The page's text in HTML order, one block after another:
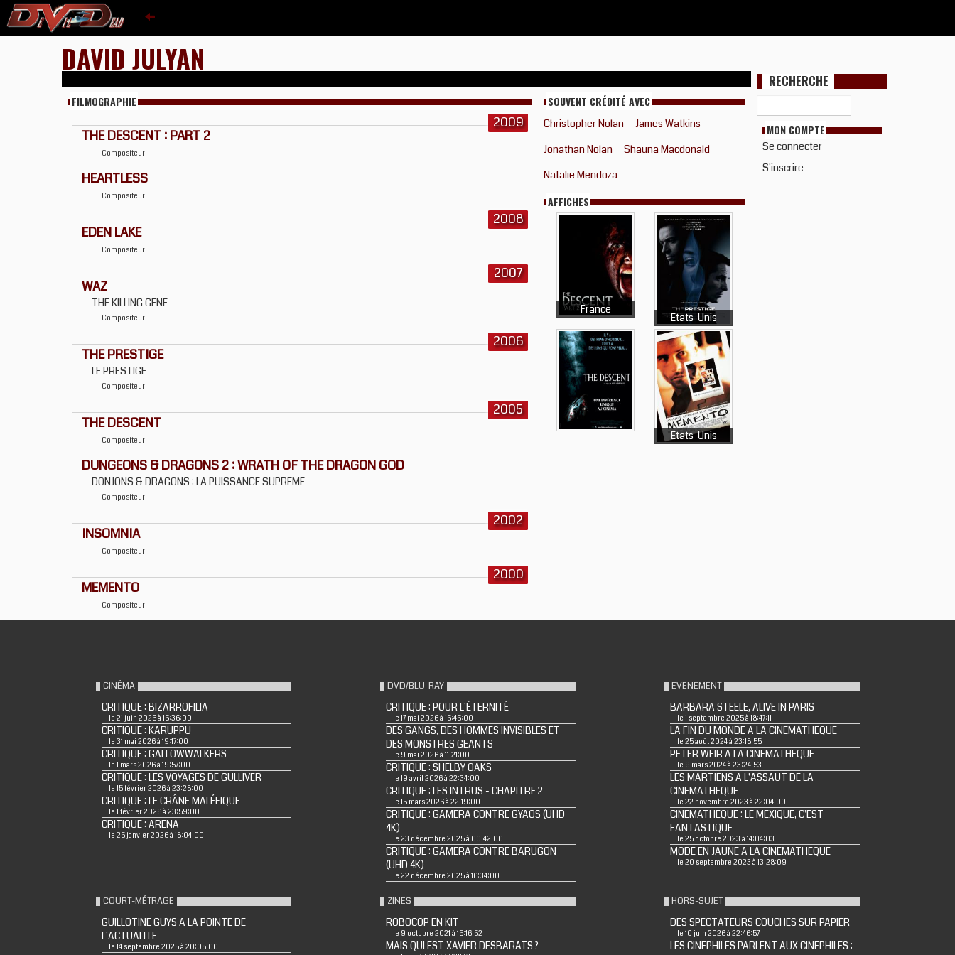
DAVID JULYAN
FILMOGRAPHIE
2009
THE DESCENT : PART 2
Compositeur
HEARTLESS
Compositeur
2008
EDEN LAKE
Compositeur
2007
WAZ
THE KILLING GENE
Compositeur
2006
THE PRESTIGE
LE PRESTIGE
Compositeur
2005
THE DESCENT
Compositeur
DUNGEONS & DRAGONS 2 : WRATH OF THE DRAGON GOD
DONJONS & DRAGONS : LA PUISSANCE SUPREME
Compositeur
2002
INSOMNIA
Compositeur
2000
MEMENTO
Compositeur
SOUVENT CRÉDITÉ AVEC
Christopher Nolan
James Watkins
Jonathan Nolan
Shauna Macdonald
Natalie Mendoza
AFFICHES
France
Etats-Unis
Etats-Unis
RECHERCHE
MON COMPTE
Se connecter
S'inscrire
CINÉMA
CRITIQUE : BIZARROFILIA
le 21 juin 2026 à 15:36:00
CRITIQUE : KARUPPU
le 31 mai 2026 à 19:17:00
CRITIQUE : GALLOWWALKERS
le 1 mars 2026 à 19:57:00
CRITIQUE : LES VOYAGES DE GULLIVER
le 15 février 2026 à 23:28:00
CRITIQUE : LE CRÂNE MALÉFIQUE
le 1 février 2026 à 23:59:00
CRITIQUE : ARENA
le 25 janvier 2026 à 18:04:00
DVD/BLU-RAY
CRITIQUE : POUR L'ÉTERNITÉ
le 17 mai 2026 à 16:45:00
DES GANGS, DES HOMMES INVISIBLES ET
DES MONSTRES GEANTS
le 9 mai 2026 à 11:21:00
CRITIQUE : SHELBY OAKS
le 19 avril 2026 à 22:34:00
CRITIQUE : LES INTRUS - CHAPITRE 2
le 15 mars 2026 à 22:19:00
CRITIQUE : GAMERA CONTRE GYAOS (UHD
4K)
le 23 décembre 2025 à 00:42:00
CRITIQUE : GAMERA CONTRE BARUGON
(UHD 4K)
le 22 décembre 2025 à 16:34:00
EVENEMENT
BARBARA STEELE, ALIVE IN PARIS
le 1 septembre 2025 à 18:47:11
LA FIN DU MONDE A LA CINEMATHEQUE
le 25 août 2024 à 23:18:55
PETER WEIR A LA CINEMATHEQUE
le 9 mars 2024 à 23:24:53
LES MARTIENS A L'ASSAUT DE LA
CINEMATHEQUE
le 22 novembre 2023 à 22:04:00
CINEMATHEQUE : LE MEXIQUE, C'EST
FANTASTIQUE
le 25 octobre 2023 à 14:04:03
MODE EN JAUNE A LA CINEMATHEQUE
le 20 septembre 2023 à 13:28:09
COURT-MÉTRAGE
GUILLOTINE GUYS A LA POINTE DE
L'ACTUALITE
le 14 septembre 2025 à 20:08:00
ZINES
ROBOCOP EN KIT
le 9 octobre 2021 à 15:16:52
MAIS QUI EST XAVIER DESBARATS ?
HORS-SUJET
DES SPECTATEURS COUCHES SUR PAPIER
le 10 juin 2026 à 22:46:57
LES CINEPHILES PARLENT AUX CINEPHILES :